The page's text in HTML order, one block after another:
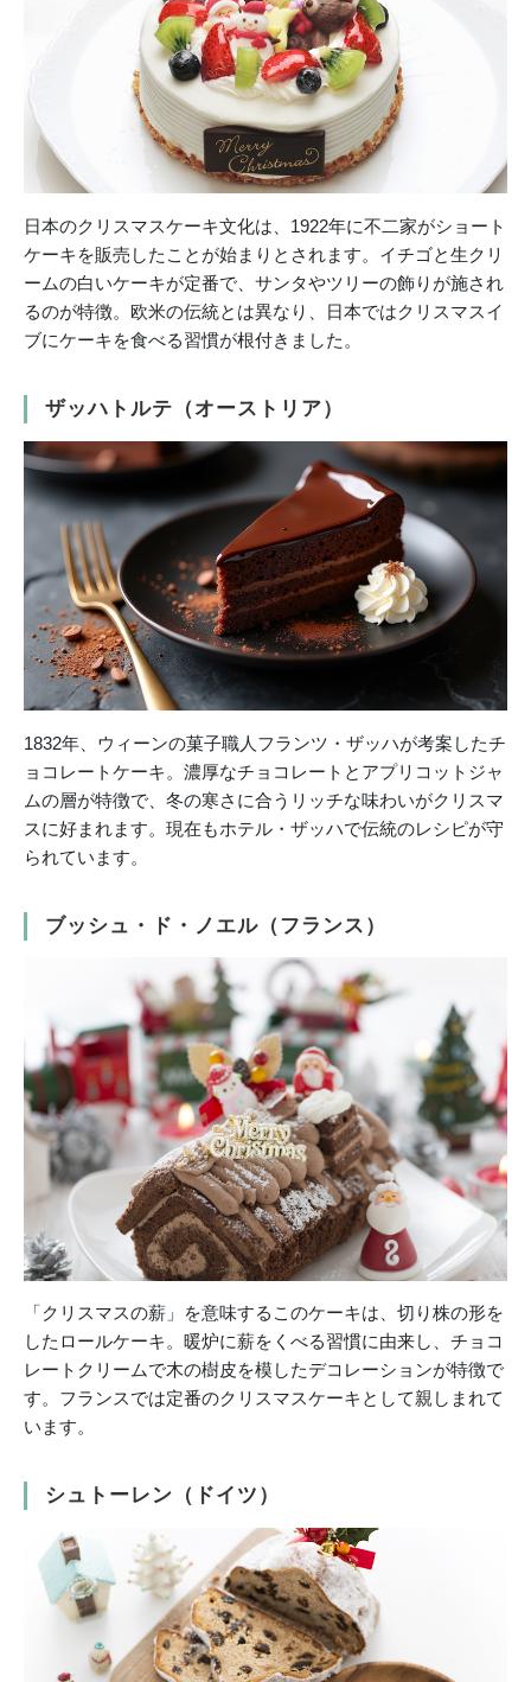
日本のクリスマスケーキ文化は、1922年に不二家がショート
ケーキを販売したことが始まりとされます。イチゴと生クリ
ームの白いケーキが定番で、サンタやツリーの飾りが施され
るのが特徴。欧米の伝統とは異なり、日本ではクリスマスイ
ブにケーキを食べる習慣が根付きました。
ザッハトルテ（オーストリア）
1832年、ウィーンの菓子職人フランツ・ザッハが考案したチ
ョコレートケーキ。濃厚なチョコレートとアプリコットジャ
ムの層が特徴で、冬の寒さに合うリッチな味わいがクリスマ
スに好まれます。現在もホテル・ザッハで伝統のレシピが守
られています。
ブッシュ・ド・ノエル（フランス）
「クリスマスの薪」を意味するこのケーキは、切り株の形を
したロールケーキ。暖炉に薪をくべる習慣に由来し、チョコ
レートクリームで木の樹皮を模したデコレーションが特徴で
す。フランスでは定番のクリスマスケーキとして親しまれて
います。
シュトーレン（ドイツ）